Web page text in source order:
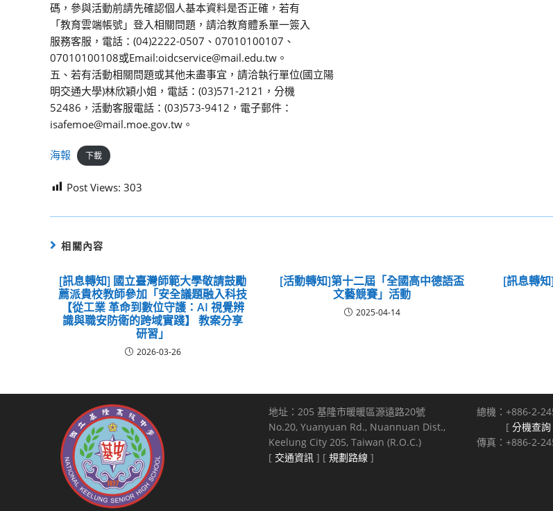
碼，參與活動前請先確認個人基本資料是否正確，若有
「教育雲端帳號」登入相關問題，請洽教育體系單一簽入
服務客服，電話：(04)2222-0507、07010100107、
07010100108或Email:oidcservice@mail.edu.tw。
五、若有活動相關問題或其他未盡事宜，請洽執行單位(國立陽
明交通大學)林欣穎小姐，電話：(03)571-2121，分機
52486，活動客服電話：(03)573-9412，電子郵件：
isafemoe@mail.moe.gov.tw。
海報 下載
Post Views: 303
相關內容
[訊息轉知] 國立臺灣師範大學敬請鼓勵
薦派貴校教師參加「安全議題融入科技
【從工業 革命到數位守護：AI 視覺辨
識與職安防衛的跨域實踐】 教案分享
研習」
2026-03-26
[活動轉知]第十二屆「全國高中德語盃
文藝競賽」活動
2025-04-14
[訊息轉
地址：205 基隆市暖暖區源遠路20號
No.20, Yuanyuan Rd., Nuannuan Dist.,
Keelung City 205, Taiwan (R.O.C.)
[ 交通資訊 ] [ 規劃路線 ]
總機：+886-2-
[ 分機查詢
傳真：+886-2-